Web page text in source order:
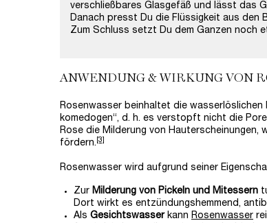
verschließbares Glasgefäß und lässt das
Danach presst Du die Flüssigkeit aus den
Zum Schluss setzt Du dem Ganzen noch
ANWENDUNG & WIRKUNG VON
Rosenwasser beinhaltet die
komedogen“, d. h. es verstopft nicht die
Rose die Milderung von
fördern. [3]
Rosenwasser wird aufgrund seiner
Zur Milderung von Pickeln und Mitessern
Dort wirkt es entzündungshemmend,
Als Gesichtswasserkann Rosenwasser